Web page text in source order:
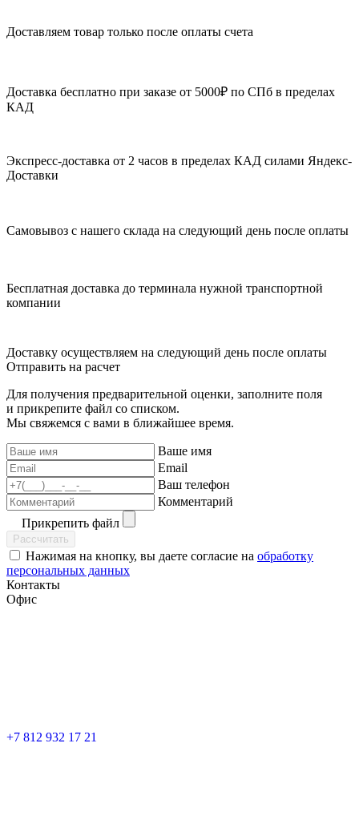
Доставляем товар только после оплаты счета
Доставка бесплатно при заказе от 5000₽ по СПб в пределах
КАД
Экспресс-доставка от 2 часов в пределах КАД силами Яндекс-
Доставки
Самовывоз с нашего склада на следующий день после оплаты
Бесплатная доставка до терминала нужной транспортной
компании
Доставку осуществляем на следующий день после оплаты
Отправить на расчет
Для получения предварительной оценки, заполните поля
и прикрепите файл со списком.
Мы свяжемся с вами в ближайшее время.
Ваше имя
Email
Ваш телефон
Комментарий
Прикрепить файл
Рассчитать
Нажимая на кнопку, вы даете согласие на обработку
персональных данных
Контакты
Офис
+7 812 932 17 21